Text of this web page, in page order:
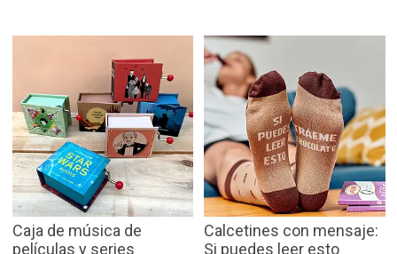
Caja de música de
películas y series
Calcetines con mensaje:
Si puedes leer esto